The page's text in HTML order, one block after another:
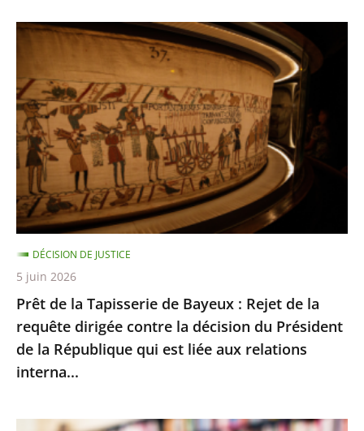
la
reprise
projet
Prêt
la
Tapisserie
de
Bayeux
:
Rejet
de
la
requête
dirigée
contre
la
décision
du
de
Prêt de la Tapisserie de Bayeux : Rejet de la
requête dirigée contre la décision du Président
de la République qui est liée aux relations
interna...
DÉCISION DE JUSTICE
5 juin 2026